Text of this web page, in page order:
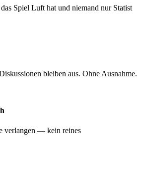
Spiel Luft hat und niemand nur Statist
bleiben aus. Ohne Ausnahme.
verlangen — kein reines